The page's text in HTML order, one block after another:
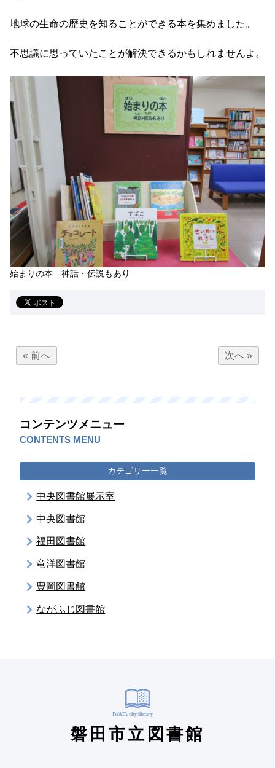
地球の生命の歴史を知ることができる本を集めました。
不思議に思っていたことが解決できるかもしれませんよ。
始まりの本 神話・伝説もあり
« 前へ 次へ »
コンテンツメニュー
CONTENTS MENU
カテゴリー一覧
中央図書館展示室
中央図書館
福田図書館
竜洋図書館
豊岡図書館
ながふじ図書館
磐田市立図書館